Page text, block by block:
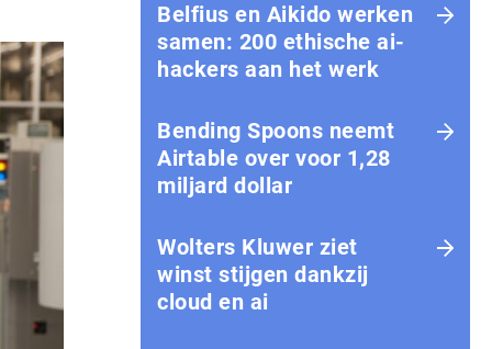
Belfius en Aikido werken
samen: 200 ethische ai-
hackers aan het werk
Bending Spoons neemt
Airtable over voor 1,28
miljard dollar
Wolters Kluwer ziet
winst stijgen dankzij
cloud en ai